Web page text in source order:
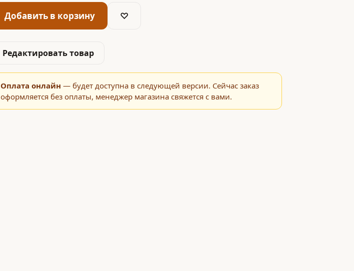
Добавить в корзину ♡
Редактировать товар
Оплата онлайн — будет доступна в следующей версии. Сейчас заказ
оформляется без оплаты, менеджер магазина свяжется с вами.